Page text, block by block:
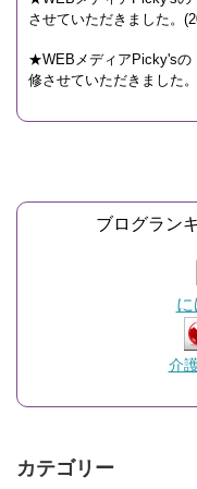
させていただきました。
★WEBメディアPicky'sの
修させていただきました
ブログラン
介
カテゴリー